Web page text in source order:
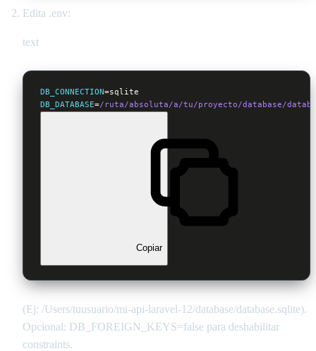
Edita .env:
text
DB_CONNECTION
DB_DATABASE=/ruta/absoluta/a/tu/proyecto/database/
Copiar
(Ej: /Users/tuusuario/mi-api-laravel-12/database/database.sqlite).
Opcional: DB_FOREIGN_KEYS=false para deshabilitar
constraints.